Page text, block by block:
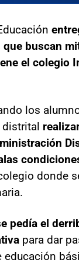
buscan
el colegio
los
distrital
donde
pedía el
para dar
educación